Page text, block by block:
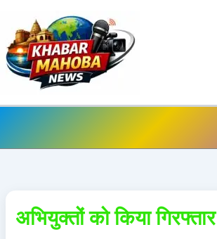
content
अभियुक्तों को किया गिरफ्तार